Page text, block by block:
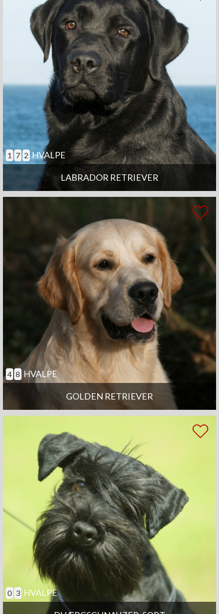
LABRADOR RETRIEVER
1 7 2 HVALPE
GOLDEN RETRIEVER
4 8 HVALPE
0 3 HVALPE